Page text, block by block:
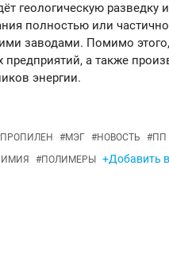
геологическую разведку
полностью или
заводами. Помимо
предприятий, а также
энергии.
ПРОПИЛЕН #МЭГ #НОВОСТЬ #ПП
#ПОЛИМЕРЫ +Добавить